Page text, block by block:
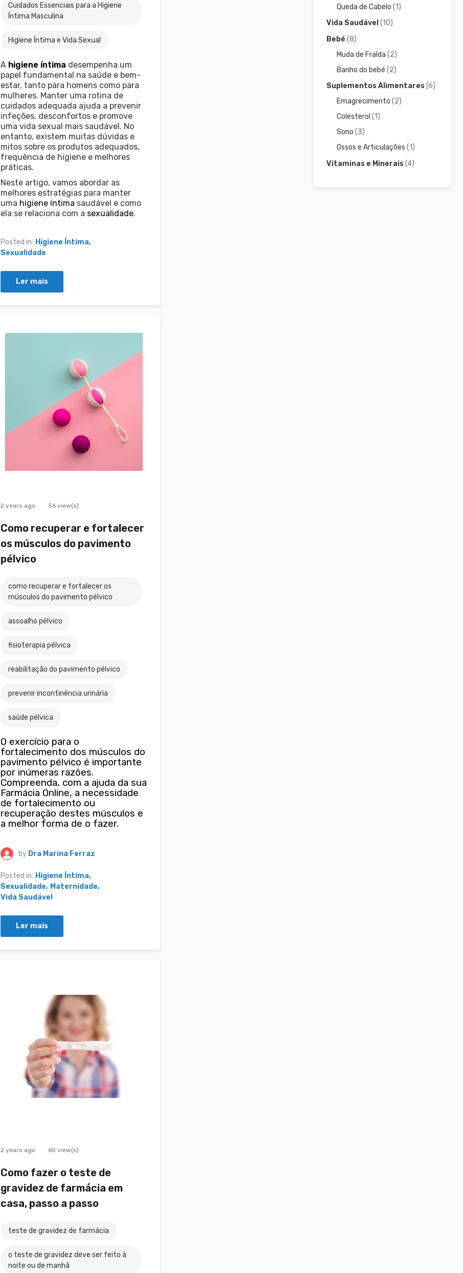
Cuidados Essenciais para a Higiene
Íntima Masculina
Higiene Íntima e Vida Sexual
A higiene íntima desempenha um
papel fundamental na saúde e bem-
estar, tanto para homens como para
mulheres. Manter uma rotina de
cuidados adequada ajuda a prevenir
infeções, desconfortos e promove
uma vida sexual mais saudável. No
entanto, existem muitas dúvidas e
mitos sobre os produtos adequados,
frequência de higiene e melhores
práticas.
Neste artigo, vamos abordar as
melhores estratégias para manter
uma higiene íntima saudável e como
ela se relaciona com a sexualidade.
Posted in: Higiene Íntima
Sexualidade
Ler mais
2 years ago 56 view(s)
Como recuperar e fortalecer
os músculos do pavimento
pélvico
como recuperar e fortalecer os
músculos do pavimento pélvico
assoalho pélvico
fisioterapia pélvica
reabilitação do pavimento pélvico
prevenir incontinência urinária
saúde pélvica
O exercício para o
fortalecimento dos músculos do
pavimento pélvico é importante
por inúmeras razões.
Compreenda, com a ajuda da sua
Farmácia Online, a necessidade
de fortalecimento ou
recuperação destes músculos e
a melhor forma de o fazer.
by Dra Marina Ferraz
Posted in: Higiene Íntima
Sexualidade
Maternidade
Vida Saudável
Ler mais
2 years ago 60 view(s)
Como fazer o teste de
gravidez de farmácia em
casa, passo a passo
teste de gravidez de farmácia
o teste de gravidez deve ser feito à
noite ou de manhã
Queda de Cabelo (1)
Vida Saudável (10)
Bebé (8)
Muda de Fralda (2)
Banho do bebé (2)
Suplementos Alimentares (6)
Emagrecimento (2)
Colesterol (1)
Sono (3)
Ossos e Articulações (1)
Vitaminas e Minerais (4)